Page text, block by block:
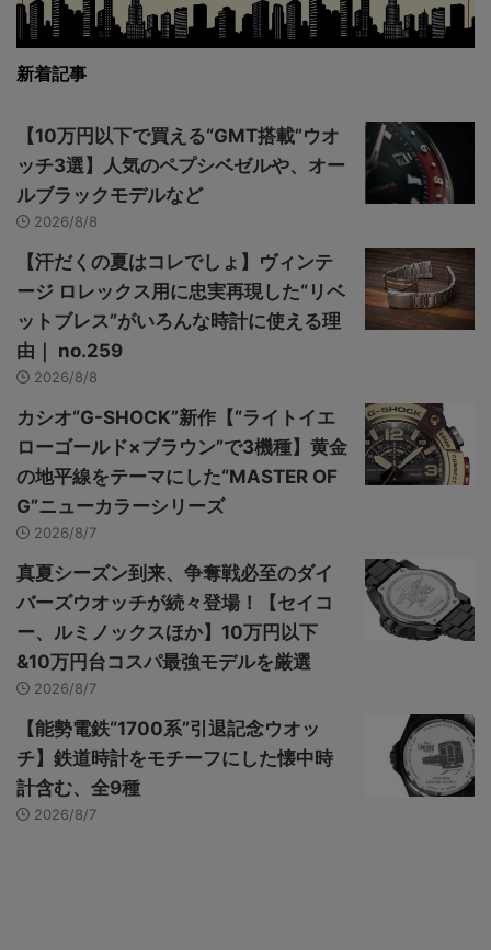
新着記事
【10万円以下で買える“GMT搭載”ウオ
ッチ3選】人気のペプシベゼルや、オー
ルブラックモデルなど
2026/8/8
【汗だくの夏はコレでしょ】ヴィンテ
ージ ロレックス用に忠実再現した“リベ
ットブレス”がいろんな時計に使える理
由｜ no.259
2026/8/8
カシオ“G-SHOCK”新作【“ライトイエ
ローゴールド×ブラウン”で3機種】黄金
の地平線をテーマにした“MASTER OF
G”ニューカラーシリーズ
2026/8/7
真夏シーズン到来、争奪戦必至のダイ
バーズウオッチが続々登場！【セイコ
ー、ルミノックスほか】10万円以下
&10万円台コスパ最強モデルを厳選
2026/8/7
【能勢電鉄“1700系”引退記念ウオッ
チ】鉄道時計をモチーフにした懐中時
計含む、全9種
2026/8/7